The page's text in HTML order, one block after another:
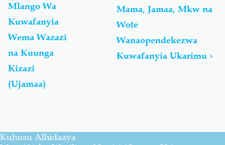
Kitabu
Cha
Utangulizi
Wa
Maudhui
Mbalimbali
كِتابُ
Mlango Wa
Kuwafanyia
Wema Wazazi
na Kuunga
Kizazi
(Ujamaa)
Mama, Jamaa, Mkw na
Wote
Wanaopendekezwa
Kuwafanyia Ukarimu ›
Kuhusu Alhidaaya